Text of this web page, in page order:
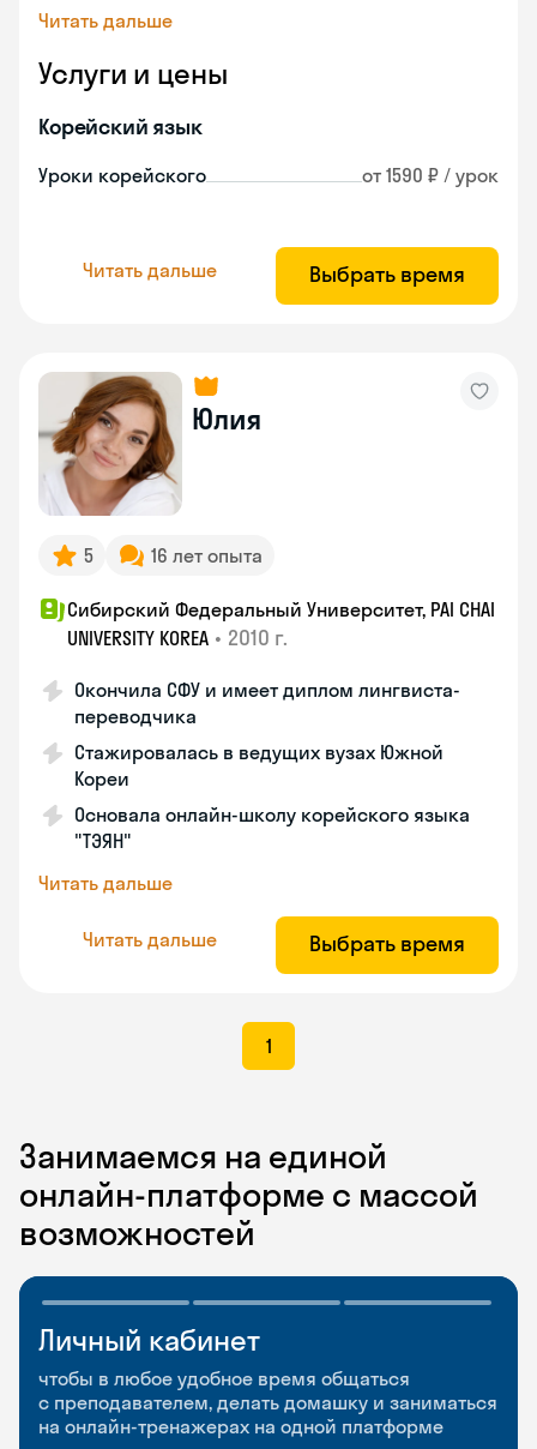
Читать дальше
Услуги и цены
Корейский язык
Уроки корейского от 1590 ₽ / урок
Читать дальше Выбрать время
Юлия
5 16 лет опыта
Сибирский Федеральный Университет, PAI CHAI
UNIVERSITY KOREA • 2010 г.
Окончила СФУ и имеет диплом лингвиста-
переводчика
Стажировалась в ведущих вузах Южной
Кореи
Основала онлайн-школу корейского языка
"ТЭЯН"
Читать дальше
Читать дальше Выбрать время
1
Занимаемся на единой
онлайн-платформе с массой
возможностей
Личный кабинет
чтобы в любое удобное время общаться
с преподавателем, делать домашку и заниматься
на онлайн-тренажерах на одной платформе
Мобильное
приложение
чтобы заниматься и изучать новые слова где
и когда удобно
Разговорные клубы
и Talks
Групповые занятия для разговорной практики
и индивидуальные встречи с преподавателями